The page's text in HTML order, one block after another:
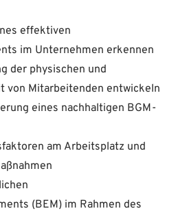
effektiven
im Unternehmen erkennen
der physischen und
von Mitarbeitenden entwickeln
eines nachhaltigen BGM-
am Arbeitsplatz und
(BEM) im Rahmen des